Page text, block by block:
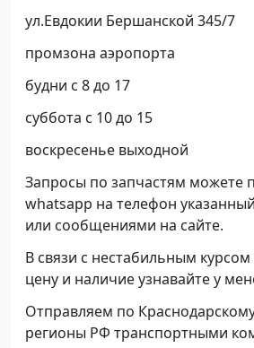
ул.Евдокии Бершанской 345/7
промзона аэропорта
будни с 8 до 17
суббота с 10 до 15
воскресенье выходной
Запросы по запчастям можете
whatsapp на телефон
или сообщениями на сайте.
В связи с нестабильным
цену и наличие узнавайте у
Отправляем по
регионы РФ транспортными